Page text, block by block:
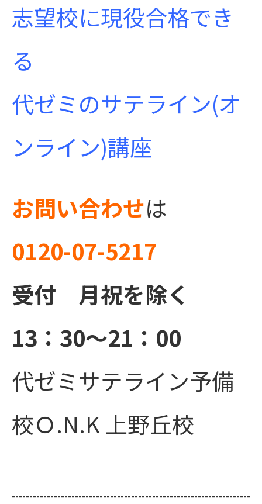
志望校に現役合格でき
る
代ゼミのサテライン(オ
ンライン)講座
お問い合わせは
0120-07-5217
受付 月祝を除く
13：30～21：00
代ゼミサテライン予備
校Ｏ.N.K 上野丘校
--------------------------------------------------------------------